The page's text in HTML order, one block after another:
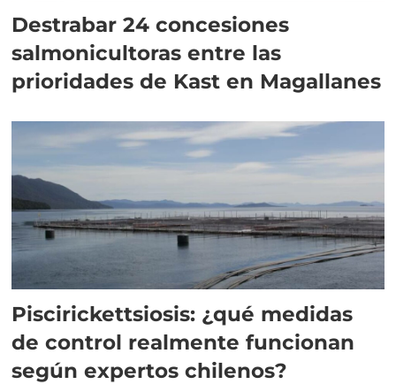
Destrabar 24 concesiones
salmonicultoras entre las
prioridades de Kast en Magallanes
Piscirickettsiosis: ¿qué medidas
de control realmente funcionan
según expertos chilenos?